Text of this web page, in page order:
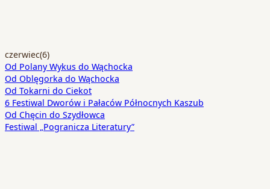
czerwiec(6)
Od Polany Wykus do Wąchocka
Od Oblęgorka do Wąchocka
Od Tokarni do Ciekot
6 Festiwal Dworów i Pałaców Północnych Kaszub
Od Chęcin do Szydłowca
Festiwal „Pogranicza Literatury”